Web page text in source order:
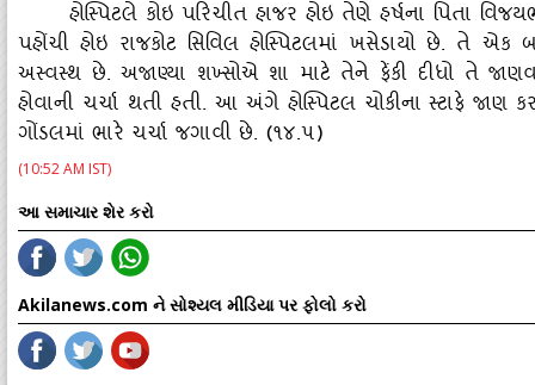
હોસ્‍પિટલે કોઇ પરિચીત હાજર હોઇ તેણે હર્ષના પિતા
પહોંચી હોઇ રાજકોટ સિવિલ હોસ્‍પિટલમાં ખસેડાયો છે. તે
અસ્‍વસ્‍થ છે. અજાણ્‍યા શખ્‍સોએ શા માટે તેને ફેંકી દીધો તે
હોવાની ચર્ચા થતી હતી. આ અંગે હોસ્‍પિટલ ચોકીના સ્‍ટાફે
ગોંડલમાં ભારે ચર્ચા જગાવી છે. (૧૪.૫)
(10:52 AM IST)
આ સમાચાર શેર કરો
Akilanews.com ને સોશ્યલ મીડિયા પર ફોલો કરો